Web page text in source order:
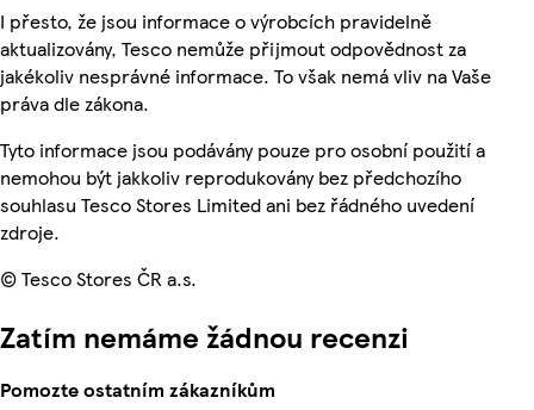
I přesto, že jsou informace o výrobcích pravidelně
aktualizovány, Tesco nemůže přijmout odpovědnost za
jakékoliv nesprávné informace. To však nemá vliv na Vaše
práva dle zákona.
Tyto informace jsou podávány pouze pro osobní použití a
nemohou být jakkoliv reprodukovány bez předchozího
souhlasu Tesco Stores Limited ani bez řádného uvedení
zdroje.
© Tesco Stores ČR a.s.
Zatím nemáme žádnou recenzi
Pomozte ostatním zákazníkům